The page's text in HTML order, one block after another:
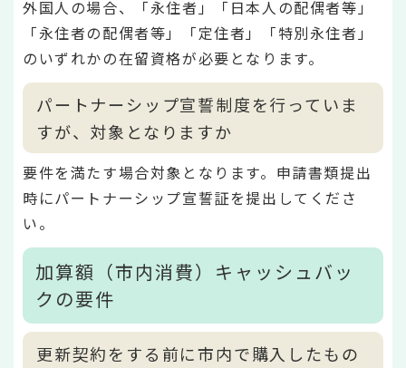
外国人の場合、「永住者」「日本人の配偶者等」
「永住者の配偶者等」「定住者」「特別永住者」
のいずれかの在留資格が必要となります。
パートナーシップ宣誓制度を行っていま
すが、対象となりますか
要件を満たす場合対象となります。申請書類提出
時にパートナーシップ宣誓証を提出してくださ
い。
加算額（市内消費）キャッシュバッ
クの要件
更新契約をする前に市内で購入したもの